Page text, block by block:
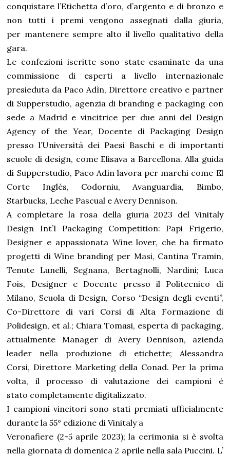
conquistare l’Etichetta d’oro, d’argento e di bronzo e
non tutti i premi vengono assegnati dalla giuria,
per mantenere sempre alto il livello qualitativo della
gara.
Le confezioni iscritte sono state esaminate da una
commissione di esperti a livello internazionale
presieduta da Paco Adìn, Direttore creativo e partner
di Supperstudio, agenzia di branding e packaging con
sede a Madrid e vincitrice per due anni del Design
Agency of the Year, Docente di Packaging Design
presso l’Università dei Paesi Baschi e di importanti
scuole di design, come Elisava a Barcellona. Alla guida
di Supperstudio, Paco Adìn lavora per marchi come El
Corte Inglés, Codorniu, Avanguardia, Bimbo,
Starbucks, Leche Pascual e Avery Dennison.
A completare la rosa della giuria 2023 del Vinitaly
Design Int’I Packaging Competition: Papi Frigerio,
Designer e appassionata Wine lover, che ha firmato
progetti di Wine branding per Masi, Cantina Tramin,
Tenute Lunelli, Segnana, Bertagnolli, Nardini; Luca
Fois, Designer e Docente presso il Politecnico di
Milano, Scuola di Design, Corso “Design degli eventi”,
Co-Direttore di vari Corsi di Alta Formazione di
Polidesign, et al.; Chiara Tomasi, esperta di packaging,
attualmente Manager di Avery Dennison, azienda
leader nella produzione di etichette; Alessandra
Corsi, Direttore Marketing della Conad. Per la prima
volta, il processo di valutazione dei campioni è
stato completamente digitalizzato.
I campioni vincitori sono stati premiati ufficialmente
durante la 55° edizione di Vinitaly a
Veronafiere (2-5 aprile 2023); la cerimonia si è svolta
nella giornata di domenica 2 aprile nella sala Puccini. L’